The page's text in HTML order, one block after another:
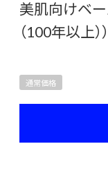
美肌向けベ
（100年以上
通常価格